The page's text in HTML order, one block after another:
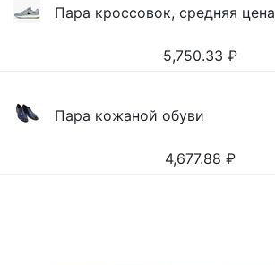
Пара кроссовок, средняя цена
5,750.33 ₽
Пара кожаной обуви
4,677.88 ₽